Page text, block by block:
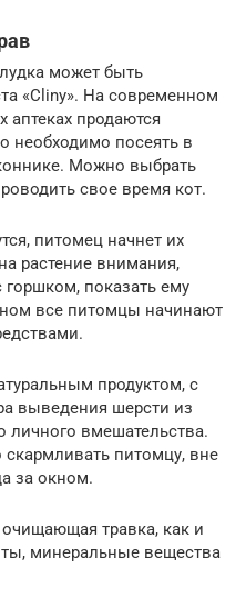
может быть
«Cliny». На современном
аптеках продаются
необходимо посеять в
Можно выбрать
свое время кот.
питомец начнет их
растение внимания,
показать ему
все питомцы начинают
продуктом, с
выведения шерсти из
личного вмешательства.
питомцу, вне
за окном.
очищающая травка, как и
минеральные вещества